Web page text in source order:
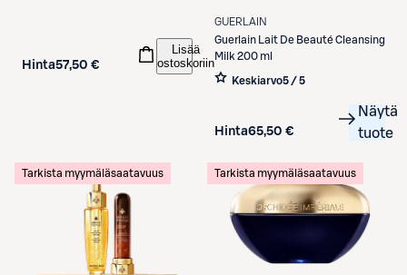
Hinta57,50 €
Lisää
ostoskoriin
GUERLAIN
Guerlain
Lait De Beauté Cleansing
Milk 200 ml
Keskiarvo5 / 5
Hinta65,50 €
Näytä
tuote
Tarkista myymäläsaatavuus Tarkista myymäläsaatavuus